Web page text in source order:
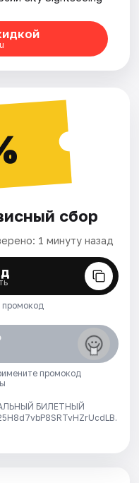
сбор
1 минуту назад
промокод
промокод
БИЛЕТНЫЙ